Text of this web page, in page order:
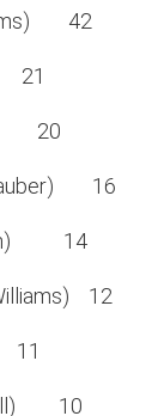
42
21
20
16
14
12
11
Bull) 10